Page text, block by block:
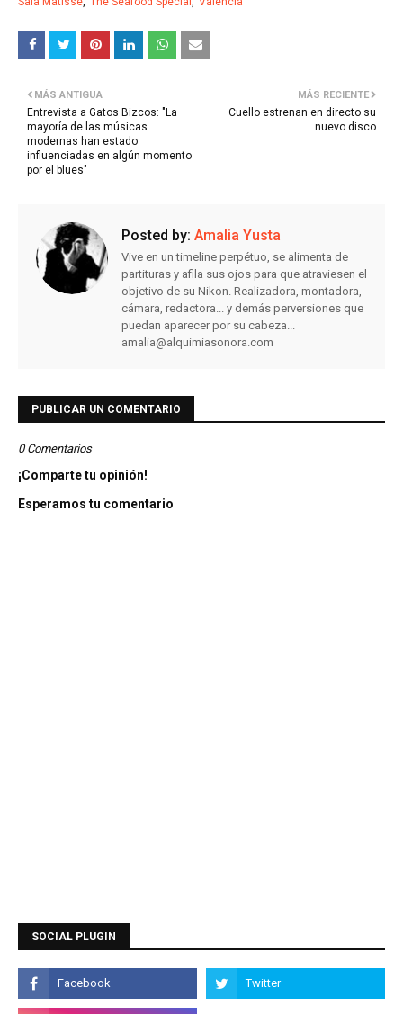
MÁS RECIENTE
Cuello estrenan en directo su
nuevo disco
MÁS ANTIGUA
Entrevista a Gatos Bizcos: "La
mayoría de las músicas
modernas han estado
influenciadas en algún momento
por el blues"
Posted by: Amalia Yusta
Vive en un timeline perpétuo, se alimenta de
partituras y afila sus ojos para que atraviesen el
objetivo de su Nikon. Realizadora, montadora,
cámara, redactora... y demás perversiones que
puedan aparecer por su cabeza...
amalia@alquimiasonora.com
PUBLICAR UN COMENTARIO
0 Comentarios
¡Comparte tu opinión!
Esperamos tu comentario
SOCIAL PLUGIN